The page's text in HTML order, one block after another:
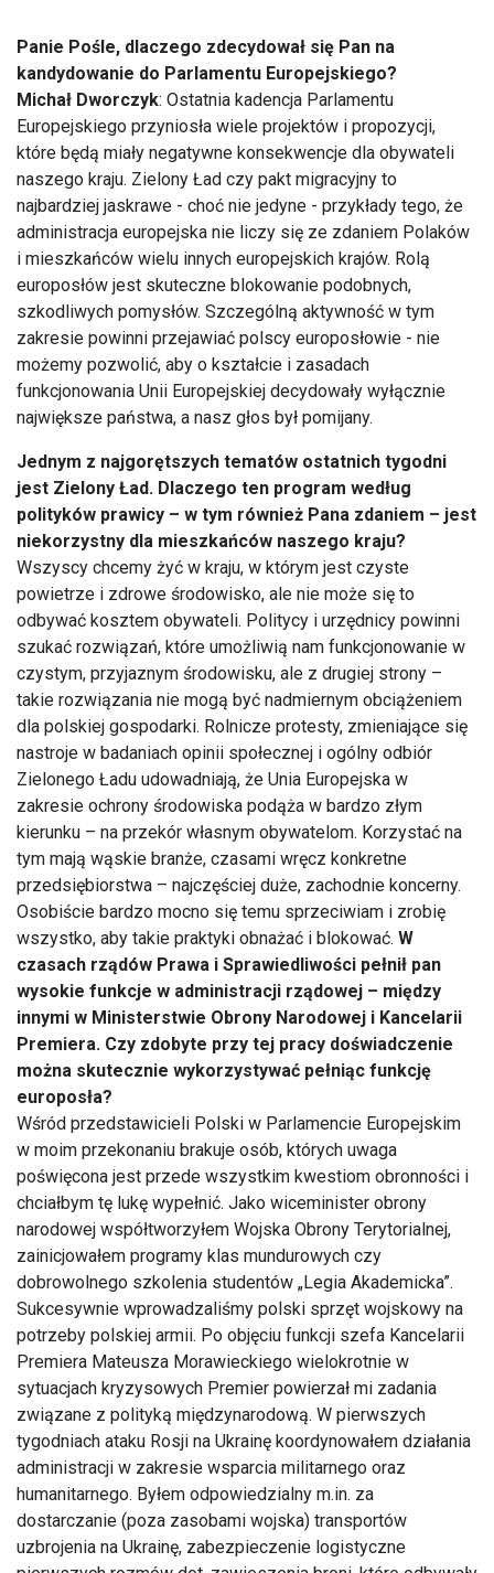
Panie Pośle, dlaczego zdecydował się Pan na
kandydowanie do Parlamentu Europejskiego?
Michał Dworczyk: Ostatnia kadencja Parlamentu
Europejskiego przyniosła wiele projektów i propozycji,
które będą miały negatywne konsekwencje dla obywateli
naszego kraju. Zielony Ład czy pakt migracyjny to
najbardziej jaskrawe - choć nie jedyne - przykłady tego, że
administracja europejska nie liczy się ze zdaniem Polaków
i mieszkańców wielu innych europejskich krajów. Rolą
europosłów jest skuteczne blokowanie podobnych,
szkodliwych pomysłów. Szczególną aktywność w tym
zakresie powinni przejawiać polscy europosłowie - nie
możemy pozwolić, aby o kształcie i zasadach
funkcjonowania Unii Europejskiej decydowały wyłącznie
największe państwa, a nasz głos był pomijany.
Jednym z najgorętszych tematów ostatnich tygodni
jest Zielony Ład. Dlaczego ten program według
polityków prawicy – w tym również Pana zdaniem – jest
niekorzystny dla mieszkańców naszego kraju?
Wszyscy chcemy żyć w kraju, w którym jest czyste
powietrze i zdrowe środowisko, ale nie może się to
odbywać kosztem obywateli. Politycy i urzędnicy powinni
szukać rozwiązań, które umożliwią nam funkcjonowanie w
czystym, przyjaznym środowisku, ale z drugiej strony –
takie rozwiązania nie mogą być nadmiernym obciążeniem
dla polskiej gospodarki. Rolnicze protesty, zmieniające się
nastroje w badaniach opinii społecznej i ogólny odbiór
Zielonego Ładu udowadniają, że Unia Europejska w
zakresie ochrony środowiska podąża w bardzo złym
kierunku – na przekór własnym obywatelom. Korzystać na
tym mają wąskie branże, czasami wręcz konkretne
przedsiębiorstwa – najczęściej duże, zachodnie koncerny.
Osobiście bardzo mocno się temu sprzeciwiam i zrobię
wszystko, aby takie praktyki obnażać i blokować. W
czasach rządów Prawa i Sprawiedliwości pełnił pan
wysokie funkcje w administracji rządowej – między
innymi w Ministerstwie Obrony Narodowej i Kancelarii
Premiera. Czy zdobyte przy tej pracy doświadczenie
można skutecznie wykorzystywać pełniąc funkcję
europosła?
Wśród przedstawicieli Polski w Parlamencie Europejskim
w moim przekonaniu brakuje osób, których uwaga
poświęcona jest przede wszystkim kwestiom obronności i
chciałbym tę lukę wypełnić. Jako wiceminister obrony
narodowej współtworzyłem Wojska Obrony Terytorialnej,
zainicjowałem programy klas mundurowych czy
dobrowolnego szkolenia studentów „Legia Akademicka”.
Sukcesywnie wprowadzaliśmy polski sprzęt wojskowy na
potrzeby polskiej armii. Po objęciu funkcji szefa Kancelarii
Premiera Mateusza Morawieckiego wielokrotnie w
sytuacjach kryzysowych Premier powierzał mi zadania
związane z polityką międzynarodową. W pierwszych
tygodniach ataku Rosji na Ukrainę koordynowałem działania
administracji w zakresie wsparcia militarnego oraz
humanitarnego. Byłem odpowiedzialny m.in. za
dostarczanie (poza zasobami wojska) transportów
uzbrojenia na Ukrainę, zabezpieczenie logistyczne